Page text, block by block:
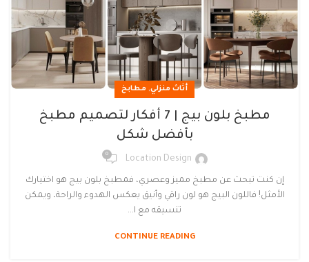
أثاث منزلي, مطابخ
مطبخ بلون بيج | 7 أفكار لتصميم مطبخ
بأفضل شكل
Location Design
0
إن كنت تبحث عن مطبخ مميز وعصري، فمطبخ بلون بيج هو اختيارك
الأمثل! فاللون البيج هو لون راقي وأنيق يعكس الهدوء والراحة، ويمكن
تنسيقه مع ا...
CONTINUE READING